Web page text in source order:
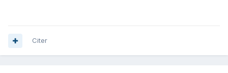
Citer